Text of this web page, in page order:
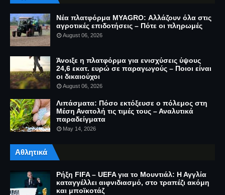
Νέα πλατφόρμα MYAGRO: Αλλάζουν όλα στις
αγροτικές επιδοτήσεις – Πότε οι πληρωμές
August 06, 2026
Άνοιξε η πλατφόρμα για ενισχύσεις ύψους
24,6 εκατ. ευρώ σε παραγωγούς – Ποιοι είναι
οι δικαιούχοι
August 06, 2026
Λιπάσματα: Πόσο εκτόξευσε ο πόλεμος στη
Μέση Ανατολή τις τιμές τους – Αναλυτικά
παραδείγματα
May 14, 2026
Αθλητικά
Ρήξη FIFA – UEFA για το Μουντιάλ: Η Αγγλία
καταγγέλλει αιφνιδιασμό, στο τραπέζι ακόμη
και μποϊκοτάζ